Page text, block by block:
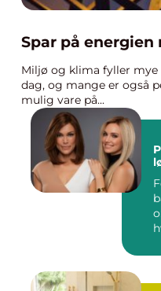
Spar på energien
Miljø og klima fyller
dag, og mange er også
mulig vare på...